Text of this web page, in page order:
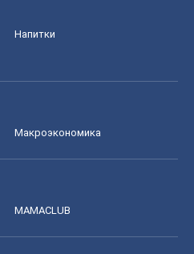
Напитки
Mакроэкономика
MAMACLUB